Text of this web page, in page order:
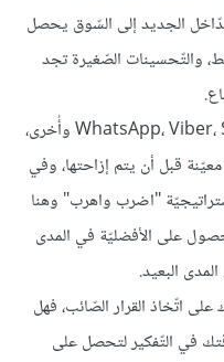
الجديد إلى السّوق يحصل
والتّحسينات الصّغيرة تجد
تطبيقاتٌ شهيرة مثل WhatsApp، Viber، SnapChat، Line وأُخرى،
قبل أن يتم إزاحتها، وفي
"اضرب واهرب" وهنا
على الأفضليّة في المدى
البعيد.
اتّخاذ القرار الصّائب، فهل
في التّفكير لتحصل على